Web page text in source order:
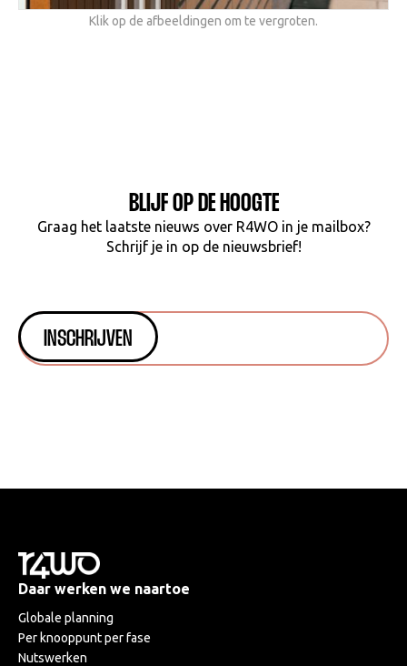
Klik op de afbeeldingen om te vergroten.
BLIJF OP DE HOOGTE
Graag het laatste nieuws over R4WO in je mailbox?
Schrijf je in op de nieuwsbrief!
Daar werken we naartoe
Globale planning
Per knooppunt per fase
Nutswerken